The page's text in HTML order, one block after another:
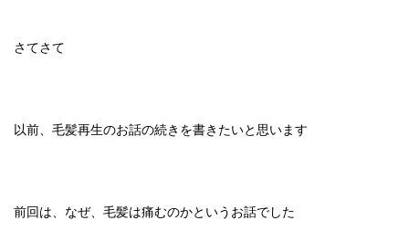
さてさて
以前、毛髪再生のお話の続きを書きたいと思います
前回は、なぜ、毛髪は痛むのかというお話でした